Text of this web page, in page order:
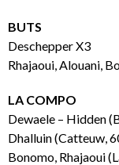
BUTS
Deschepper X3
Rhajaoui, Alouani,
LA COMPO
Dewaele – Hidden
Dhalluin (Catteuw,
Bonomo, Rhajaoui